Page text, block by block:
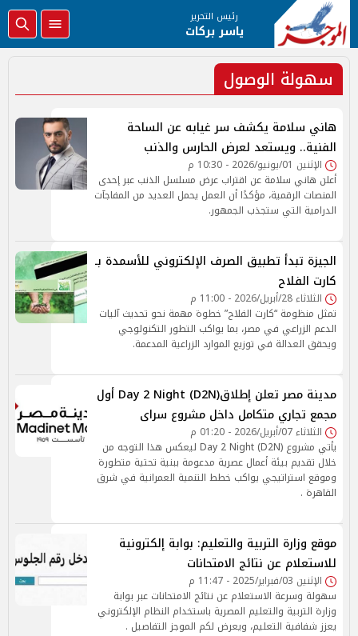
رئيس التحرير
ياسر بركات
سهولة الوصول
هاني سلامة يكشف سر غيابه عن الساحة
الفنية.. ويستعد لعرض الحارس والذنب
الإثنين 01/يونيو/2026 - 10:30 م
أعلن هاني سلامة عن اقتراب عرض مسلسل الذنب عبر إحدى
المنصات الرقمية، مؤكدًا أن العمل يحمل العديد من المفاجآت
الدرامية التي ستجذب الجمهور.
الجيزة تبدأ تطبيق الصرف الإلكتروني للأسمدة بـ
كارت الفلاح
الثلاثاء 28/أبريل/2026 - 11:00 م
تمثل منظومة “كارت الفلاح” خطوة مهمة نحو تحديث آليات
الدعم الزراعي في مصر، بما يواكب التطور التكنولوجي
ويحقق العدالة في توزيع الموارد الزراعية المدعمة.
مدينة مصر تعلن إطلاقDay 2 Night (D2N) أول
مجمع تجاري متكامل داخل مشروع سراى
الثلاثاء 07/أبريل/2026 - 01:20 م
يأتي مشروع Day 2 Night (D2N) ليعكس هذا التوجه من
خلال تقديم بيئة أعمال عصرية مدعومة ببنية تحتية متطورة
وموقع استراتيجي يواكب خطط التنمية العمرانية في شرق
القاهرة .
موقع وزارة التربية والتعليم: بوابة إلكترونية
للاستعلام عن نتائج الامتحانات
الإثنين 03/فبراير/2025 - 11:47 م
سهولة وسرعة الاستعلام عن نتائج الامتحانات عبر بوابة
وزارة التربية والتعليم المصرية باستخدام النظام الإلكتروني
يعزز شفافية التعليم، ويعرض لكم الموجز التفاصيل .